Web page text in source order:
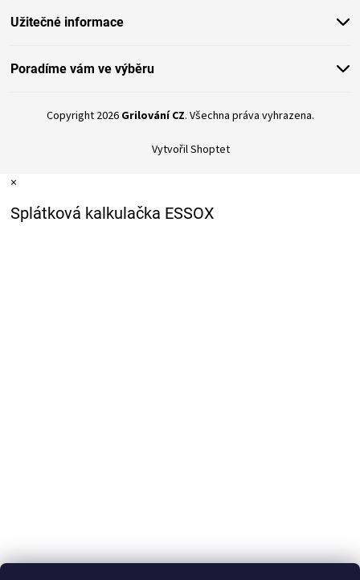
Užitečné informace
Poradíme vám ve výběru
Vytvořil Shoptet
Copyright 2026 Grilování CZ. Všechna práva vyhrazena.
×
Splátková kalkulačka ESSOX